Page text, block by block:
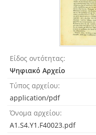
Είδος οντότητας
Ψηφιακό Αρχείο
Τύπος αρχείου
application/pdf
Όνομα αρχείου
A1.S4.Y1.F40023.pdf